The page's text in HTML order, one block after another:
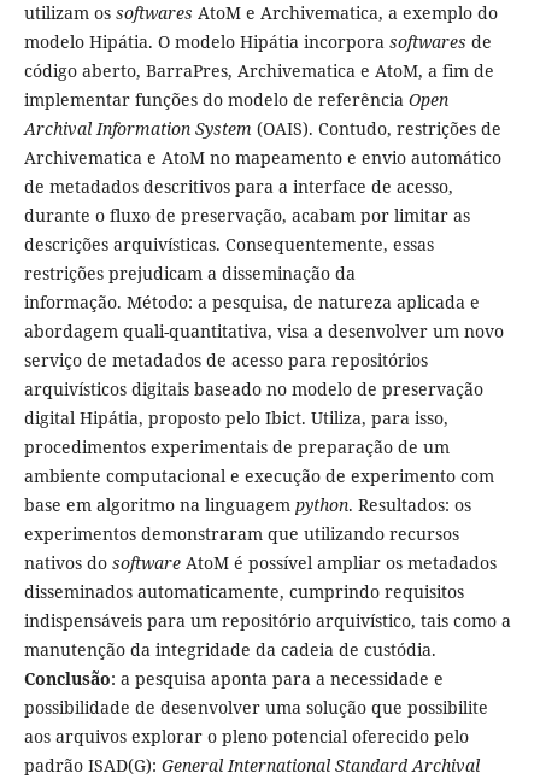
utilizam os softwares AtoM e Archivematica, a exemplo do
modelo Hipátia. O modelo Hipátia incorpora softwares de
código aberto, BarraPres, Archivematica e AtoM, a fim de
implementar funções do modelo de referência Open
Archival Information System (OAIS). Contudo, restrições de
Archivematica e AtoM no mapeamento e envio automático
de metadados descritivos para a interface de acesso,
durante o fluxo de preservação, acabam por limitar as
descrições arquivísticas. Consequentemente, essas
restrições prejudicam a disseminação da
informação. Método: a pesquisa, de natureza aplicada e
abordagem quali-quantitativa, visa a desenvolver um novo
serviço de metadados de acesso para repositórios
arquivísticos digitais baseado no modelo de preservação
digital Hipátia, proposto pelo Ibict. Utiliza, para isso,
procedimentos experimentais de preparação de um
ambiente computacional e execução de experimento com
base em algoritmo na linguagem python. Resultados: os
experimentos demonstraram que utilizando recursos
nativos do software AtoM é possível ampliar os metadados
disseminados automaticamente, cumprindo requisitos
indispensáveis para um repositório arquivístico, tais como a
manutenção da integridade da cadeia de custódia.
Conclusão: a pesquisa aponta para a necessidade e
possibilidade de desenvolver uma solução que possibilite
aos arquivos explorar o pleno potencial oferecido pelo
padrão ISAD(G): General International Standard Archival